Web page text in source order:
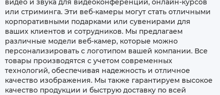
видео и звука для видеоконференций, онлайн-курсов
или стриминга. Эти веб-камеры могут стать отличными
корпоративными подарками или сувенирами для
ваших клиентов и сотрудников. Мы предлагаем
различные модели веб-камер, которые можно
персонализировать с логотипом вашей компании. Все
товары производятся с учетом современных
технологий, обеспечивая надежность и отличное
качество изображения. Мы также гарантируем высокое
качество продукции и быструю доставку по всей